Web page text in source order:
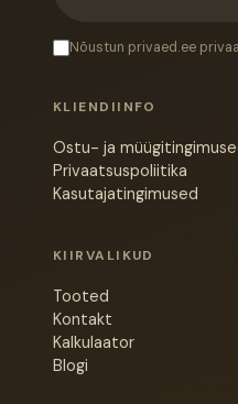
Nõustun privaed.ee
KLIENDIINFO
Ostu- ja
Privaatsuspoliitika
Kasutajatingimused
KIIRVALIKUD
Tooted
Kontakt
Kalkulaator
Blogi